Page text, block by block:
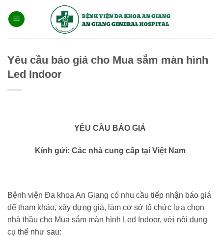
qua
Yêu cầu báo giá cho Mua sắm màn hình
Led Indoor
YÊU CẦU BÁO GIÁ
Kính gửi: Các nhà cung cấp tại Việt Nam
Bệnh viện Đa khoa An Giang có nhu cầu tiếp nhận báo giá
để tham khảo, xây dựng giá, làm cơ sở tổ chức lựa chọn
nhà thầu cho Mua sắm màn hình Led Indoor, với nội dung
cụ thể như sau: